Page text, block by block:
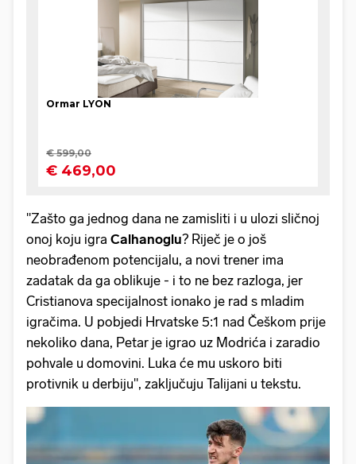
"Zašto ga jednog dana ne zamisliti i u ulozi sličnoj
onoj koju igra Calhanoglu? Riječ je o još
neobrađenom potencijalu, a novi trener ima
zadatak da ga oblikuje - i to ne bez razloga, jer
Cristianova specijalnost ionako je rad s mladim
igračima. U pobjedi Hrvatske 5:1 nad Češkom prije
nekoliko dana, Petar je igrao uz Modrića i zaradio
pohvale u domovini. Luka će mu uskoro biti
protivnik u derbiju", zaključuju Talijani u tekstu.